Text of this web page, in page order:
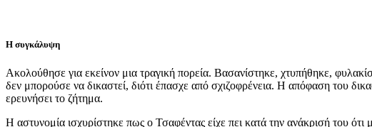
Η συγκάλυψη
Ακολούθησε για εκείνον μια τραγική πορεία. Βασανίστηκε, χτυπήθηκε,
δεν μπορούσε να δικαστεί, διότι έπασχε από σχιζοφρένεια. Η απόφαση του
ερευνήσει το ζήτημα.
Η αστυνομία ισχυρίστηκε πως ο Τσαφέντας είχε πει κατά την ανάκρισή του